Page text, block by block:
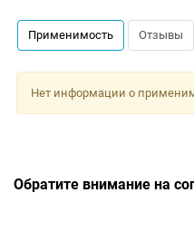
Применимость Отзывы
Нет информации о
Обратите внимание на